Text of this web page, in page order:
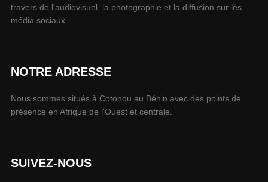
travers de l'audiovisuel, la photographie et la diffusion sur les
média sociaux.
NOTRE ADRESSE
Nous sommes situés à Cotonou au Bénin avec des points de
présence en Afrique de l'Ouest et centrale.
SUIVEZ-NOUS